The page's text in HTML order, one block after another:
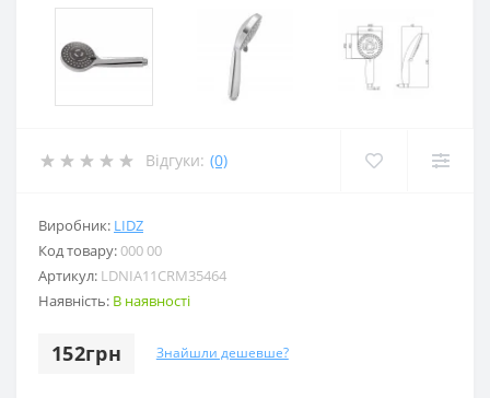
Відгуки: (0)
Виробник: LIDZ
Код товару:000 00
Артикул: LDNIA11CRM35464
Наявність: В наявності
152грн Знайшли дешевше?